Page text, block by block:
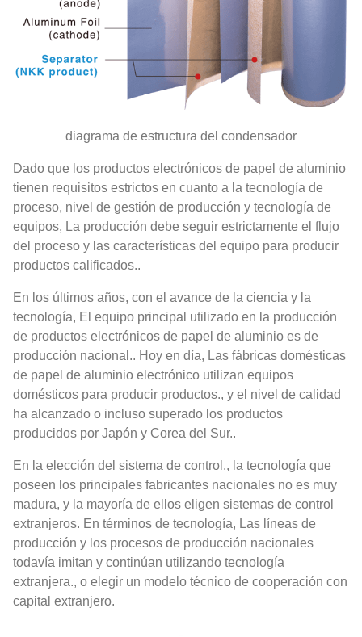
diagrama de estructura del condensador
Dado que los productos electrónicos de papel de aluminio
tienen requisitos estrictos en cuanto a la tecnología de
proceso, nivel de gestión de producción y tecnología de
equipos, La producción debe seguir estrictamente el flujo
del proceso y las características del equipo para producir
productos calificados..
En los últimos años, con el avance de la ciencia y la
tecnología, El equipo principal utilizado en la producción
de productos electrónicos de papel de aluminio es de
producción nacional.. Hoy en día, Las fábricas domésticas
de papel de aluminio electrónico utilizan equipos
domésticos para producir productos., y el nivel de calidad
ha alcanzado o incluso superado los productos
producidos por Japón y Corea del Sur..
En la elección del sistema de control., la tecnología que
poseen los principales fabricantes nacionales no es muy
madura, y la mayoría de ellos eligen sistemas de control
extranjeros. En términos de tecnología, Las líneas de
producción y los procesos de producción nacionales
todavía imitan y continúan utilizando tecnología
extranjera., o elegir un modelo técnico de cooperación con
capital extranjero.